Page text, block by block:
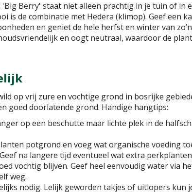
Berry' staat niet alleen prachtig in je tuin of in
is de combinatie met Hedera (klimop). Geef
en geniet de hele herfst en winter van
en oogt neutraal, waardoor de
op vrij zure en vochtige grond in bosrijke
goed doorlatende grond. Handige hangtips:
op een beschutte maar lichte plek in de
potgrond en voeg wat organische voeding
na langere tijd eventueel wat extra
vochtig blijven. Geef heel eenvoudig water via
weg.
nodig. Lelijk geworden takjes of uitlopers kun